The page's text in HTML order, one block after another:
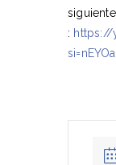
: https://